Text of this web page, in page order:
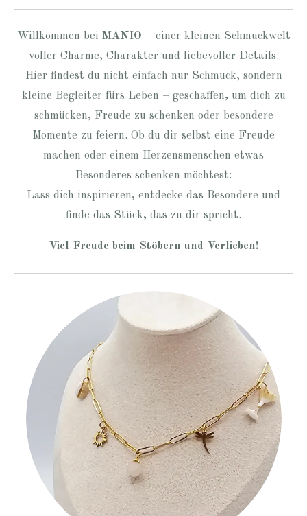
Willkommen bei MANIO – einer kleinen Schmuckwelt
voller Charme, Charakter und liebevoller Details.
Hier findest du nicht einfach nur Schmuck, sondern
kleine Begleiter fürs Leben – geschaffen, um dich zu
schmücken, Freude zu schenken oder besondere
Momente zu feiern. Ob du dir selbst eine Freude
machen oder einem Herzensmenschen etwas
Besonderes schenken möchtest:
Lass dich inspirieren, entdecke das Besondere und
finde das Stück, das zu dir spricht.
Viel Freude beim Stöbern und Verlieben!